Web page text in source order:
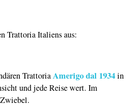
Trattoria Italiens aus:
TrattoriaAmerigo dal 1934in
und jede Reise wert. Im